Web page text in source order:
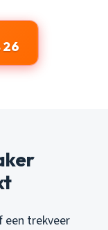
26
een trekveer